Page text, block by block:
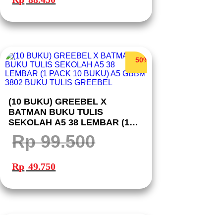
Rp 176.900.
adalah:
50%
(10 BUKU) GREEBEL X
BATMAN BUKU TULIS
SEKOLAH A5 38 LEMBAR (1
PACK 10 BUKU) A5 GBBM 3802
BUKU TULIS GREEBEL
Rp99.500
Harga
adalah:
Rp 99.500.
Rp 49.750ini
adalah: